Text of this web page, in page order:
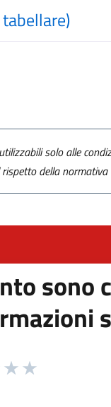
solo alle
della
sono
5 stelle la pagina